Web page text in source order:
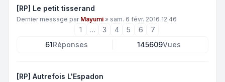
[RP] Le petit tisserand
Dernier message par Mayumi » sam. 6 févr. 2016 12:46
1 … 3 4 5 6
7
61Réponses 145609Vues
[RP] Autrefois L'Espadon